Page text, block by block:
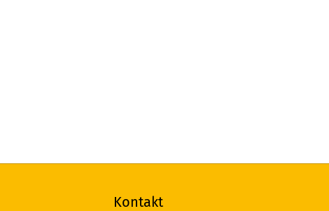
Kontakt